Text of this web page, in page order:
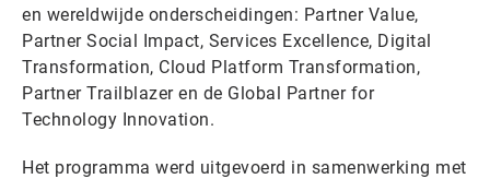
en wereldwijde onderscheidingen: Partner Value,
Partner Social Impact, Services Excellence, Digital
Transformation, Cloud Platform Transformation,
Partner Trailblazer en de Global Partner for
Technology Innovation.
Het programma werd uitgevoerd in samenwerking met